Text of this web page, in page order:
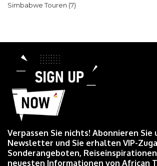
Simbabwe Touren (7)
Verpassen Sie nichts! Abonnieren Sie
Newsletter und Sie erhalten VIP-
Sonderangeboten,
neuesten Informationen von African